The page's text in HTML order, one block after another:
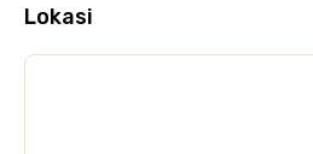
Lokasi